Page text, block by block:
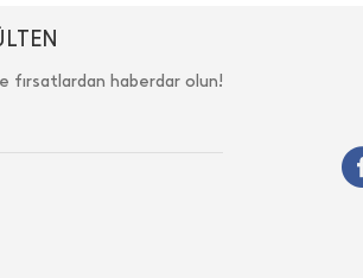
fırsatlardan haberdar olun!